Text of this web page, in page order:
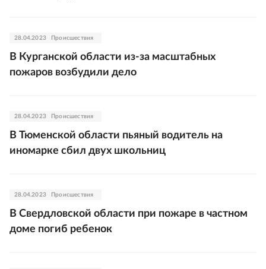
28.04.2023 Происшествия
В Курганской области из-за масштабных
пожаров возбудили дело
28.04.2023 Происшествия
В Тюменской области пьяный водитель на
иномарке сбил двух школьниц
28.04.2023 Происшествия
В Свердловской области при пожаре в частном
доме погиб ребенок